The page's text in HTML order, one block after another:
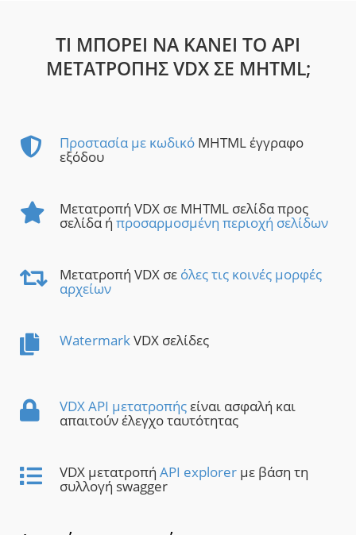
ΤΙ ΜΠΟΡΕΊ ΝΑ ΚΆΝΕΙ ΤΟ API
ΜΕΤΑΤΡΟΠΉΣ VDX ΣΕ MHTML;
Προστασία με κωδικό MHTML έγγραφο
εξόδου
Μετατροπή VDX σε MHTML σελίδα προς
σελίδα ή προσαρμοσμένη περιοχή σελίδων
Μετατροπή VDX σε όλες τις κοινές μορφές
αρχείων
WatermarkVDX σελίδες
VDX API μετατροπήςείναι ασφαλή και
απαιτούν έλεγχο ταυτότητας
VDX μετατροπή API explorer με βάση τη
συλλογή swagger